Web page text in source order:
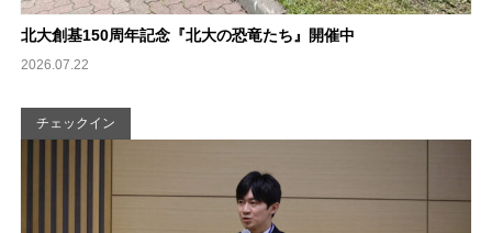
北大創基150周年記念『北大の恐竜たち』開催中
2026.07.22
チェックイン